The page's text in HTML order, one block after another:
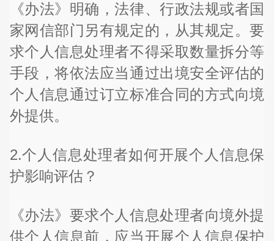
《办法》明确，法律、行政法规或者国
家网信部门另有规定的，从其规定。要
求个人信息处理者不得采取数量拆分等
手段，将依法应当通过出境安全评估的
个人信息通过订立标准合同的方式向境
外提供。
2.个人信息处理者如何开展个人信息保
护影响评估？
《办法》要求个人信息处理者向境外提
供个人信息前，应当开展个人信息保护